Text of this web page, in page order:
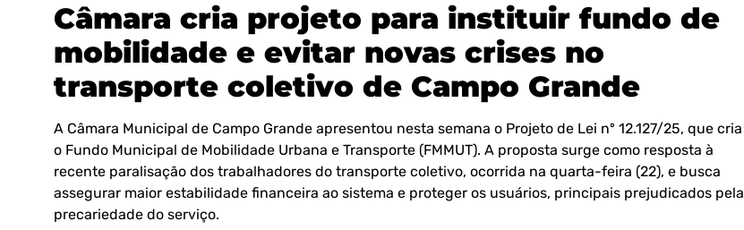
Câmara cria projeto para instituir fundo de
mobilidade e evitar novas crises no
transporte coletivo de Campo Grande
A Câmara Municipal de Campo Grande apresentou nesta semana o Projeto de Lei nº 12.127/25, que cria
o Fundo Municipal de Mobilidade Urbana e Transporte (FMMUT). A proposta surge como resposta à
recente paralisação dos trabalhadores do transporte coletivo, ocorrida na quarta-feira (22), e busca
assegurar maior estabilidade financeira ao sistema e proteger os usuários, principais prejudicados pela
precariedade do serviço.